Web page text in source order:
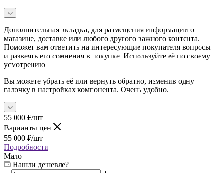
Дополнительная вкладка, для размещения информации о
магазине, доставке или любого другого важного контента.
Поможет вам ответить на интересующие покупателя вопросы
и развеять его сомнения в покупке. Используйте её по своему
усмотрению.
Вы можете убрать её или вернуть обратно, изменив одну
галочку в настройках компонента. Очень удобно.
55 000 ₽/шт
Варианты цен
55 000 ₽/шт
Подробности
Мало
Нашли дешевле?